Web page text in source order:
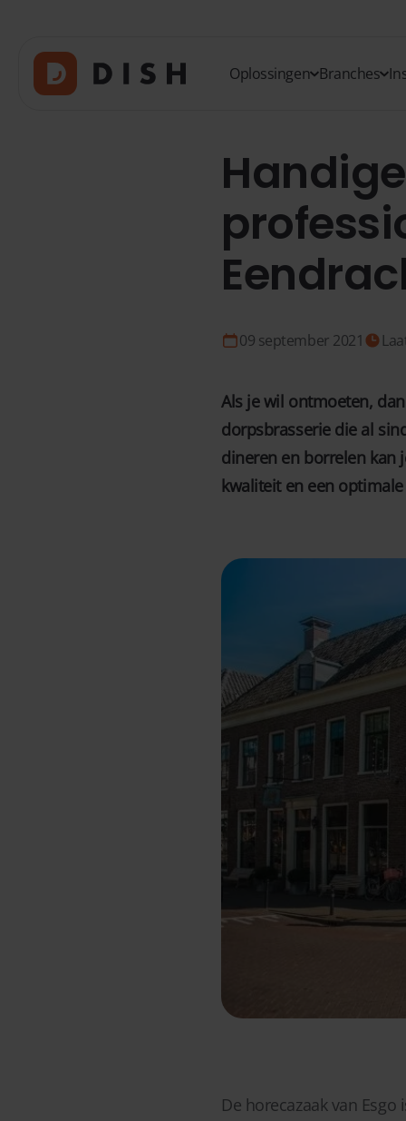
Oplossingen Branches
09 september 2021
Als je wil ontmoeten,
dorpsbrasserie die al
dineren en borrelen kan
kwaliteit en een
De horecazaak van